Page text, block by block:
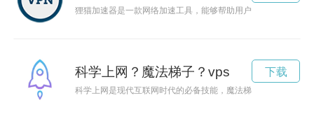
狸猫加速器是一款网络加速工具，能够帮助用户提升网络连接
科学上网？魔法梯子？vps
科学上网是现代互联网时代的必备技能，魔法梯子作为一种工
下载